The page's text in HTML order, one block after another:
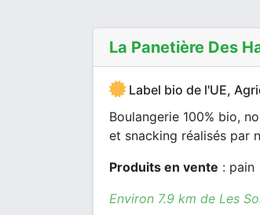
La Panetière Des
Label bio de l'UE,
Boulangerie 100% bio,
et snacking réalisés par
Produits en vente : pain
Environ 7.9 km de Les